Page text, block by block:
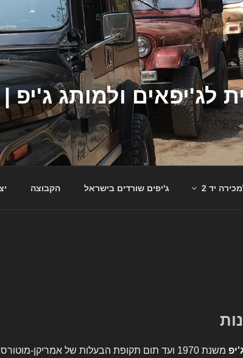
יד 2 ג'יפים שורדים בישראל הקבוצה
משנת 1970 ועד תום תקופת הבעלות של אמריקן-